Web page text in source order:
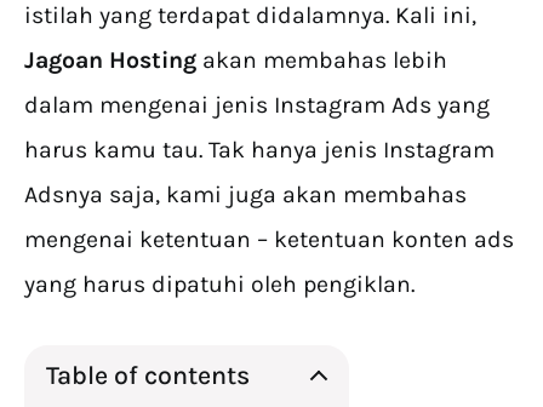
istilah yang terdapat didalamnya. Kali ini,
Jagoan Hosting akan membahas lebih
dalam mengenai jenis Instagram Ads yang
harus kamu tau. Tak hanya jenis Instagram
Adsnya saja, kami juga akan membahas
mengenai ketentuan – ketentuan konten ads
yang harus dipatuhi oleh pengiklan.
Table of contents